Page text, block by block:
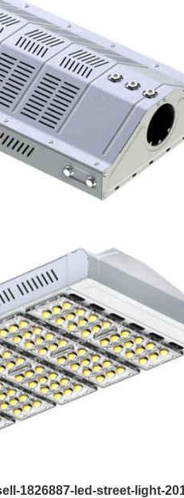
1826887-led-street-light-